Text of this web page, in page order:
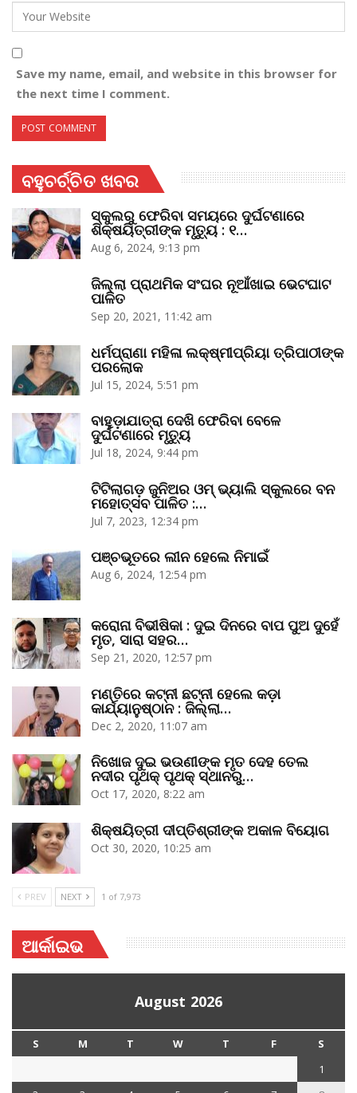
Save my name, email, and website in this browser for
the next time I comment.
ବହୁଚର୍ଚ୍ଚିତ ଖବର
ସ୍କୁଲରୁ ଫେରିବା ସମୟରେ ଦୁର୍ଘଟଣାରେ
ଶିକ୍ଷୟିତ୍ରୀଙ୍କ ମୃତ୍ୟୁ : ୧…
Aug 6, 2024, 9:13 pm
ଜିଲ୍ଲା ପ୍ରାଥମିକ ସଂଘର ନୂଆଁଖାଇ ଭେଟଘାଟ
ପାଳିତ
Sep 20, 2021, 11:42 am
ଧର୍ମପ୍ରାଣା ମହିଳା ଲକ୍ଷ୍ମୀପ୍ରିୟା ତ୍ରିପାଠୀଙ୍କ
ପରଲୋକ
Jul 15, 2024, 5:51 pm
ବାହୁଡ଼ାଯାତ୍ରା ଦେଖି ଫେରିବା ବେଳେ
ଦୁର୍ଘଟଣାରେ ମୃତ୍ୟୁ
Jul 18, 2024, 9:44 pm
ଟିଟିଲାଗଡ଼ ଜୁନିଅର ଓମ୍‌ ଭ୍ୟାଲି ସ୍କୁଲରେ ବନ
ମହୋତ୍ସବ ପାଳିତ :…
Jul 7, 2023, 12:34 pm
ପଞ୍ଚଭୂତରେ ଲୀନ ହେଲେ ନିମାଇଁ
Aug 6, 2024, 12:54 pm
କରୋନା ବିଭୀଷିକା : ଦୁଇ ଦିନରେ ବାପ ପୁଅ ଦୁହେଁ
ମୃତ, ସାରା ସହର…
Sep 21, 2020, 12:57 pm
ମଣ୍ତିରେ କଟ୍‌ନୀ ଛଟ୍‌ନୀ ହେଲେ କଡ଼ା
କାର୍ଯ୍ୟାନୁଷ୍ଠାନ : ଜିଲ୍ଲା…
Dec 2, 2020, 11:07 am
ନିଖୋଜ ଦୁଇ ଭଉଣୀଙ୍କ ମୃତ ଦେହ ତେଲ
ନଦୀର ପୃଥକ୍‌ ପୃଥକ୍‌ ସ୍ଥାନରୁ…
Oct 17, 2020, 8:22 am
ଶିକ୍ଷୟିତ୍ରୀ ଦୀପ୍ତିଶ୍ରୀଙ୍କ ଅକାଳ ବିୟୋଗ
Oct 30, 2020, 10:25 am
PREV NEXT 1 of 7,973
ଆର୍କାଇଭ
August 2026
S M T W T F
S
1